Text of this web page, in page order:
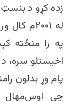
زده کړو د
له
په را منځته
اخیستلو سره،
پام وړ بدلون